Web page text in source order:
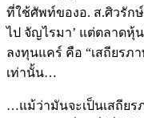
ที่ใช้ศัพท์ของอ. ส.ศิวรักษ์
ไป จัญไรมา’ แต่ตลาดหุ้
ลงทุนแคร์ คือ “เสถียรภ
เท่านั้น…
…แม้ว่ามันจะเป็นเสถียร